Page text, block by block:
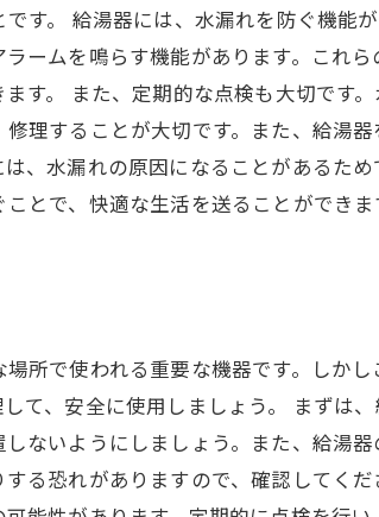
す。 給湯器には、水漏れを防ぐ機能
ームを鳴らす機能があります。これ
す。 また、定期的な点検も大切です
理することが大切です。また、給湯
、水漏れの原因になることがあるた
とで、快適な生活を送ることができま
所で使われる重要な機器です。しか
て、安全に使用しましょう。 まずは
ないようにしましょう。また、給湯
る恐れがありますので、確認してく